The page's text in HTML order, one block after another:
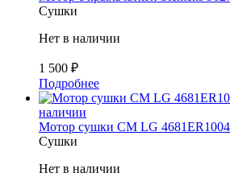
Сушки
Нет в наличии
1 500 ₽
Подробнее
наличии
Мотор сушки СМ LG
Сушки
Нет в наличии